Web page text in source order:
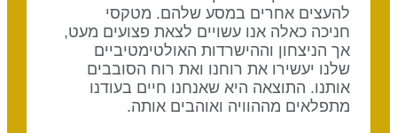
להעצים אחרים במסע שלהם. מטקסי
חניכה כאלה אנו עשויים לצאת פצועים מעט,
אך הניצחון וההישרדות האולטימטיביים
שלנו יעשירו את רוחנו ואת רוח הסובבים
אותנו. התוצאה היא שאנחנו חיים בעודנו
מתפלאים מההוויה ואוהבים אותה.